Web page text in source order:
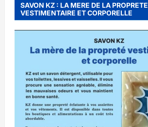
SAVON KZ : LA MERE DE LA PROPRETE
VESTIMENTAIRE ET CORPORELLE